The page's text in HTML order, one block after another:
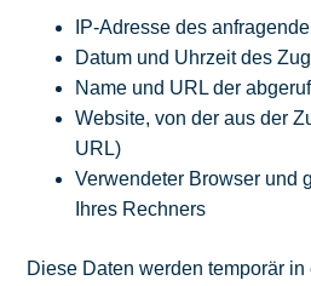
IP-Adresse des
Datum und Uhrzeit des
Name und URL der
Website, von der aus der
URL)
Verwendeter Browser und
Ihres Rechners
Diese Daten werden temporär